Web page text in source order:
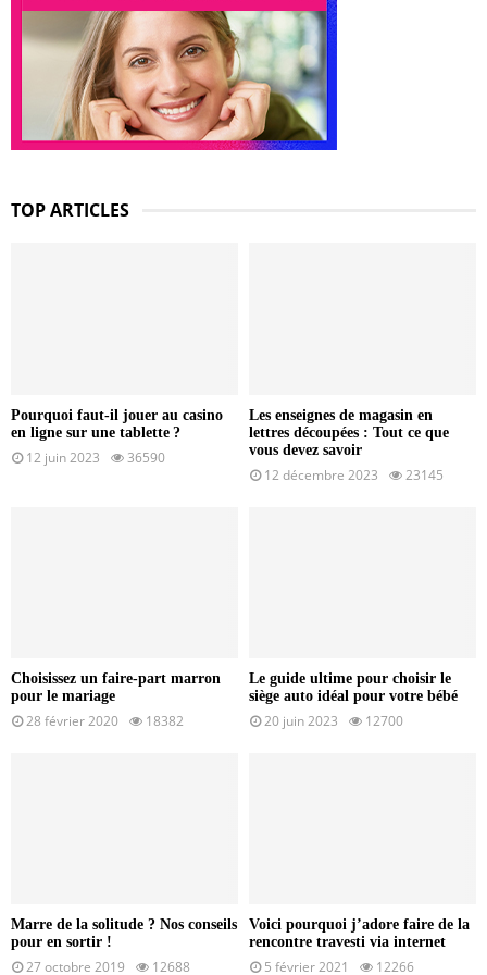
TOP ARTICLES
Pourquoi faut-il jouer au casino
en ligne sur une tablette ?
12 juin 2023 36590
Les enseignes de magasin en
lettres découpées : Tout ce que
vous devez savoir
12 décembre 2023 23145
Choisissez un faire-part marron
pour le mariage
28 février 2020 18382
Le guide ultime pour choisir le
siège auto idéal pour votre bébé
20 juin 2023 12700
Marre de la solitude ? Nos conseils
pour en sortir !
27 octobre 2019 12688
Voici pourquoi j’adore faire de la
rencontre travesti via internet
5 février 2021 12266